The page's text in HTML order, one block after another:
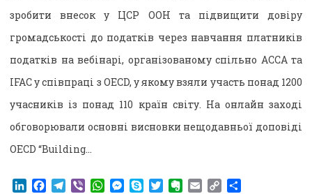
зробити внесок у ЦСР ООН та підвищити довіру
громадськості до податків через навчання платників
податків на вебінарі, організованому спільно ACCA та
IFAC у співпраці з OECD, у якому взяли участь понад 1200
учасників із понад 110 країн світу. На онлайн заході
обговорювали основні висновки нещодавньої доповіді
OECD “Building…
LinkedIn
Facebook
Telegram
ViberWhatsApp
Messenger
SkypeTwitterEvernote
EmailCopy